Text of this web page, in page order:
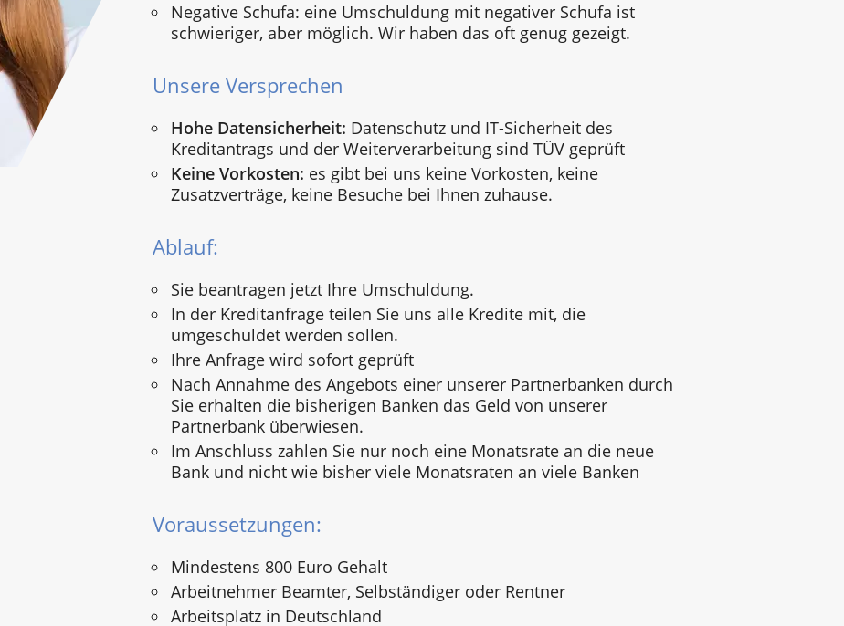
Negative Schufa: eine Umschuldung mit negativer Schufa ist
schwieriger, aber möglich. Wir haben das oft genug gezeigt.
Unsere Versprechen
Hohe Datensicherheit: Datenschutz und IT-Sicherheit des
Kreditantrags und der Weiterverarbeitung sind TÜV geprüft
Keine Vorkosten: es gibt bei uns keine Vorkosten, keine
Zusatzverträge, keine Besuche bei Ihnen zuhause.
Ablauf:
Sie beantragen jetzt Ihre Umschuldung.
In der Kreditanfrage teilen Sie uns alle Kredite mit, die
umgeschuldet werden sollen.
Ihre Anfrage wird sofort geprüft
Nach Annahme des Angebots einer unserer Partnerbanken durch
Sie erhalten die bisherigen Banken das Geld von unserer
Partnerbank überwiesen.
Im Anschluss zahlen Sie nur noch eine Monatsrate an die neue
Bank und nicht wie bisher viele Monatsraten an viele Banken
Voraussetzungen:
Mindestens 800 Euro Gehalt
Arbeitnehmer Beamter, Selbständiger oder Rentner
Arbeitsplatz in Deutschland